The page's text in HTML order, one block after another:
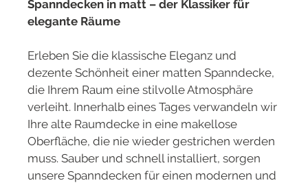
Spanndecken in matt – der Klassiker für
elegante Räume
Erleben Sie die klassische Eleganz und
dezente Schönheit einer matten Spanndecke,
die Ihrem Raum eine stilvolle Atmosphäre
verleiht. Innerhalb eines Tages verwandeln wir
Ihre alte Raumdecke in eine makellose
Oberfläche, die nie wieder gestrichen werden
muss. Sauber und schnell installiert, sorgen
unsere Spanndecken für einen modernen und